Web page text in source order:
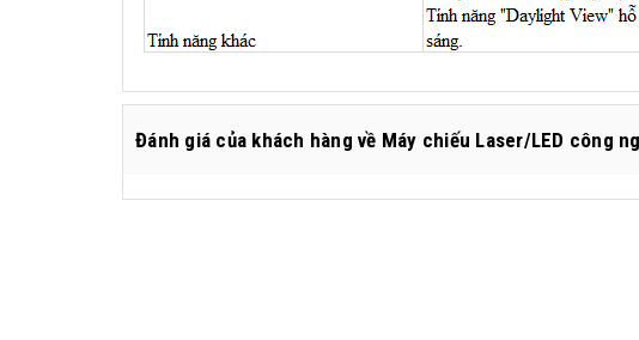
Đánh giá của khách hàng về Máy chiếu Laser/LED công